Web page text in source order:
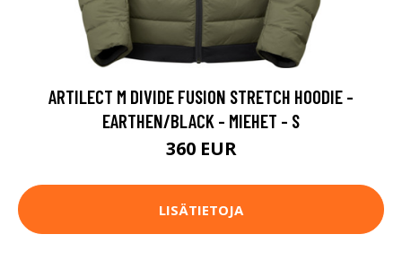
ARTILECT M DIVIDE FUSION STRETCH HOODIE -
EARTHEN/BLACK - MIEHET - S
360 EUR
LISÄTIETOJA